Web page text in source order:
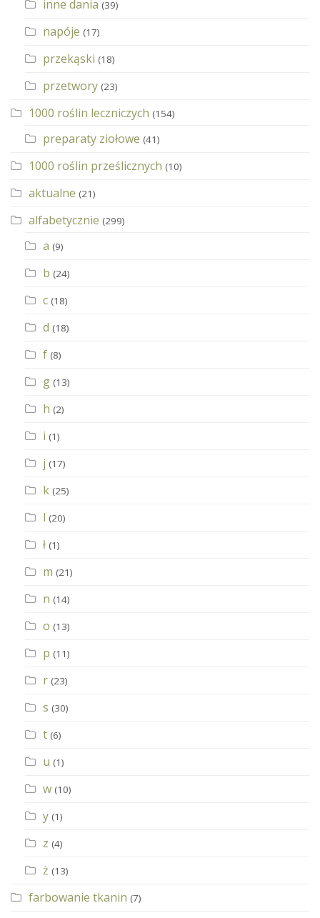
inne dania (39)
napóje (17)
przekąski (18)
przetwory (23)
1000 roślin leczniczych (154)
preparaty ziołowe (41)
1000 roślin prześlicznych (10)
aktualne (21)
alfabetycznie (299)
a (9)
b (24)
c (18)
d (18)
f (8)
g (13)
h (2)
i (1)
j (17)
k (25)
l (20)
ł (1)
m (21)
n (14)
o (13)
p (11)
r (23)
s (30)
t (6)
u (1)
w (10)
y (1)
z (4)
ż (13)
farbowanie tkanin (7)